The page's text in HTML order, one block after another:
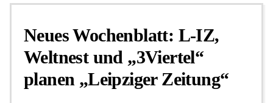
Personalien
Hintergrund
Neues Wochenblatt: L-IZ,
Weltnest und „3Viertel“
planen „Leipziger Zeitung“